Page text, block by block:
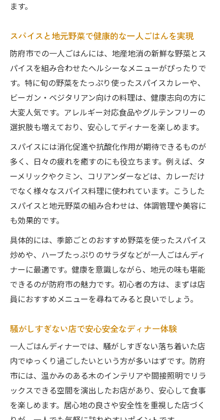
ます。
スパイスと地元野菜で健康的な一人ごはんを実現
防府市での一人ごはんには、地産地消の新鮮な野菜とス
パイスを組み合わせたヘルシーなメニューがぴったりで
す。特に旬の野菜をたっぷり使ったスパイスカレーや、
ビーガン・ベジタリアン向けの料理は、健康志向の方に
大変人気です。アレルギー対応食品やグルテンフリーの
選択肢も増えており、安心してディナーを楽しめます。
スパイスには消化促進や抗酸化作用が期待できるものが
多く、日々の疲れを癒すのにも役立ちます。例えば、タ
ーメリックやクミン、コリアンダーなどは、カレーだけ
でなく様々なスパイス料理に使われています。こうした
スパイスと地元野菜の組み合わせは、体調管理や美容に
も効果的です。
具体的には、季節ごとのおすすめ野菜を使ったスパイス
炒めや、ハーブたっぷりのサラダなどが一人ごはんディ
ナーに最適です。健康を意識しながら、地元の味も堪能
できるのが防府市の魅力です。初心者の方は、まずは店
員におすすめメニューを尋ねてみると良いでしょう。
騒がしすぎない店で安心安全なディナー体験
一人ごはんディナーでは、騒がしすぎない落ち着いた店
内でゆっくり過ごしたいという方が多いはずです。防府
市には、温かみのある木のインテリアや間接照明でリラ
ックスできる空間を演出したお店があり、安心して食事
を楽しめます。居心地の良さや安全性を重視した店づく